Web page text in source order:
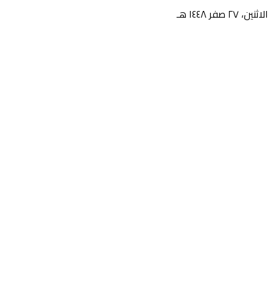
الاثنين، ٢٧ صفر ١٤٤٨ هـ